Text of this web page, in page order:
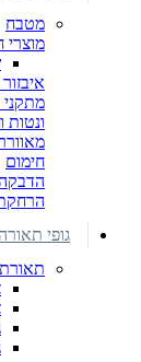
מטבח
ונטות
חימום
גופי